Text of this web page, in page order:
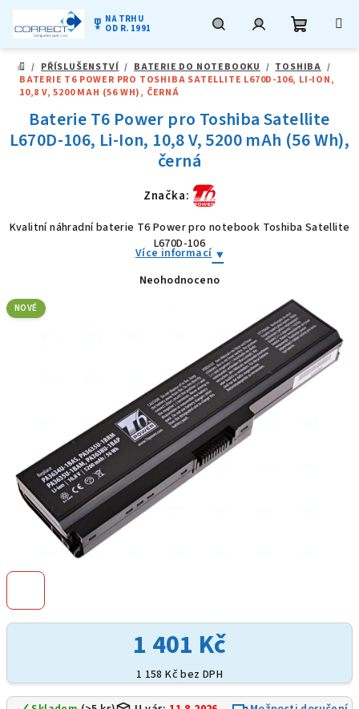
obsah
military_tech NA TRHU
OD R. 1991
DOMŮ
/ PŘÍSLUŠENSTVÍ / BATERIE DO NOTEBOOKU / TOSHIBA /
BATERIE T6 POWER PRO TOSHIBA SATELLITE L670D-106, LI-ION,
10,8 V, 5200 MAH (56 WH), ČERNÁ
1 401 Kč
1 158 Kč bez DPH
Baterie T6 Power pro Toshiba Satellite
L670D-106, Li-Ion, 10,8 V, 5200 mAh (56 Wh),
černá
Značka:
Kvalitní náhradní baterie T6 Power pro notebook Toshiba Satellite
L670D-106
Více informací
Průměrné
hvězdiček.
Neohodnoceno
NOVÉ